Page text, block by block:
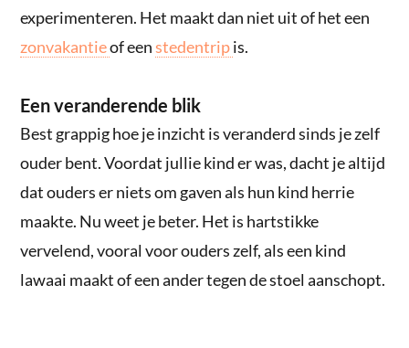
experimenteren. Het maakt dan niet uit of het een
zonvakantieof eenstedentripis.
Een veranderende blik
Best grappig hoe je inzicht is veranderd sinds je zelf
ouder bent. Voordat jullie kind er was, dacht je altijd
dat ouders er niets om gaven als hun kind herrie
maakte. Nu weet je beter. Het is hartstikke
vervelend, vooral voor ouders zelf, als een kind
lawaai maakt of een ander tegen de stoel aanschopt.